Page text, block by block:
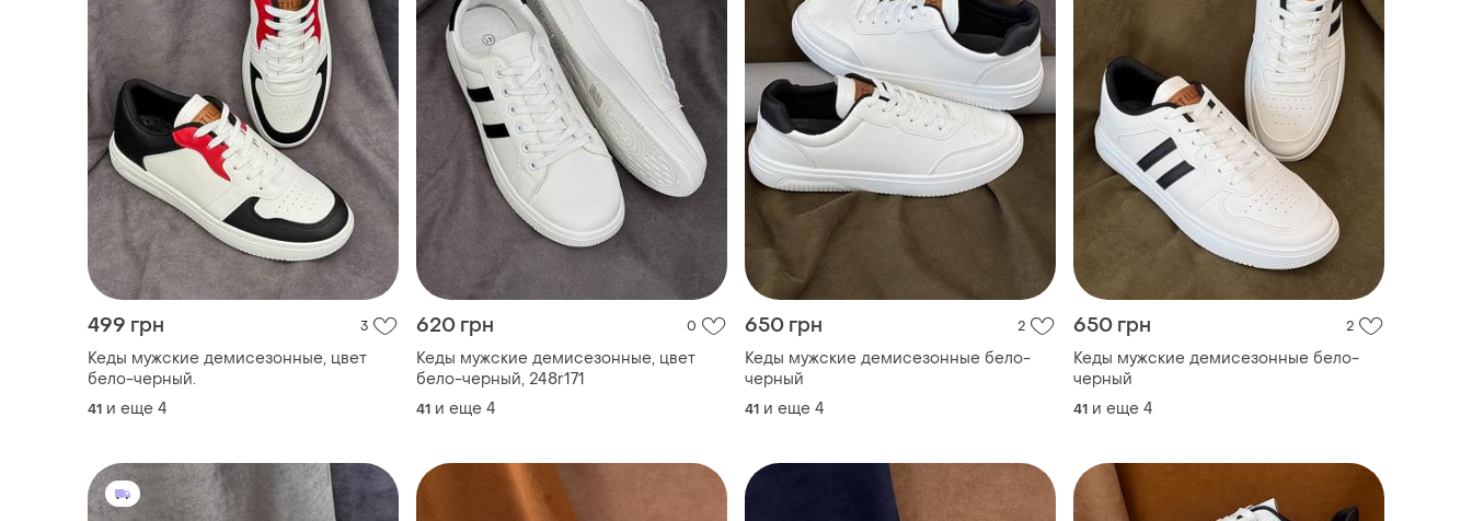
499 грн 3
Кеды мужские демисезонные, цвет
бело-черный.
41 и еще 4
620 грн 0
Кеды мужские демисезонные, цвет
бело-черный, 248r171
41 и еще 4
650 грн 2
Кеды мужские демисезонные бело-
черный
41 и еще 4
650 грн 2
Кеды мужские демисезонные бело-
черный
41 и еще 4